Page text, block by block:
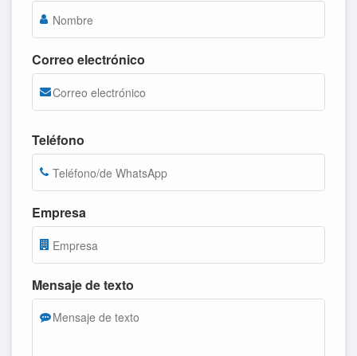
Correo electrónico
Teléfono
Empresa
Mensaje de texto